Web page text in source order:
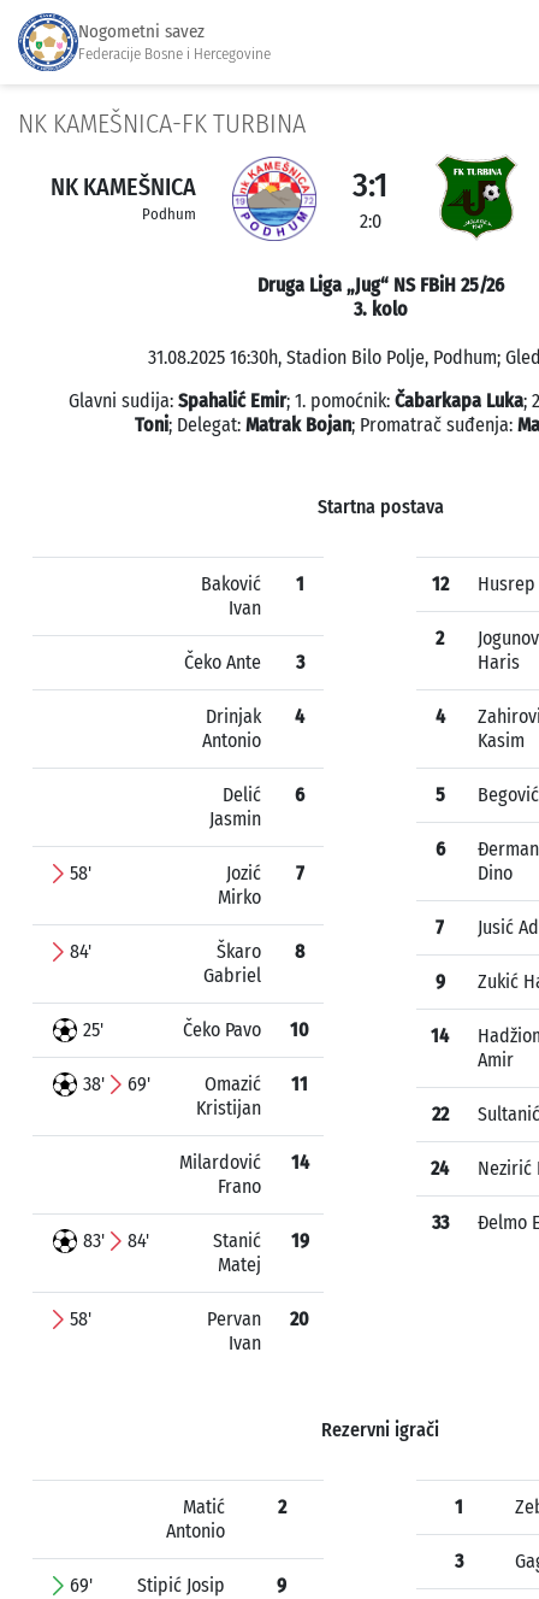
Nogometni savez
Federacije Bosne i Hercegovine
NK KAMEŠNICA-FK TURBINA
NK KAMEŠNICA
Podhum
3:1
2:0
Druga Liga „Jug“ NS FBiH 25/26
3. kolo
31.08.2025 16:30h, Stadion Bilo Polje, Podhum;
Glavni sudija: Spahalić Emir; 1. pomoćnik: Čabarkapa Luka;
Toni; Delegat: Matrak Bojan; Promatrač suđenja:
Startna postava
Baković
Ivan
1
Čeko Ante 3
Drinjak
Antonio
4
Delić
Jasmin
6
58'
Jozić
Mirko
7
84'
Škaro
Gabriel
8
25' Čeko Pavo 10
38' 69'
Omazić
Kristijan
11
Milardović
Frano
14
83' 84'
Stanić
Matej
19
58'
Pervan
Ivan
20
12
2
Haris
4
Kasim
5
6
Dino
7 Jusić
9 Zukić
14
Amir
22
24 Nezirić
33 Đelmo
Rezervni igrači
Matić
Antonio
2
69' Stipić Josip 9
1
3